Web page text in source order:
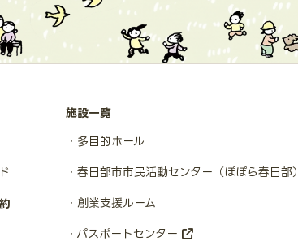
施設一覧
多目的ホール
春日部市市民活動センター （ぽぽら春日部）
創業支援ルーム
パスポートセンター